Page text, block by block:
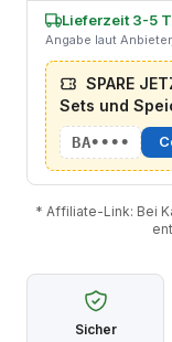
Lieferzeit 3-5
Angabe laut
SPARE
Sets und
BA••••
* Affiliate-Link: Bei
Sicher